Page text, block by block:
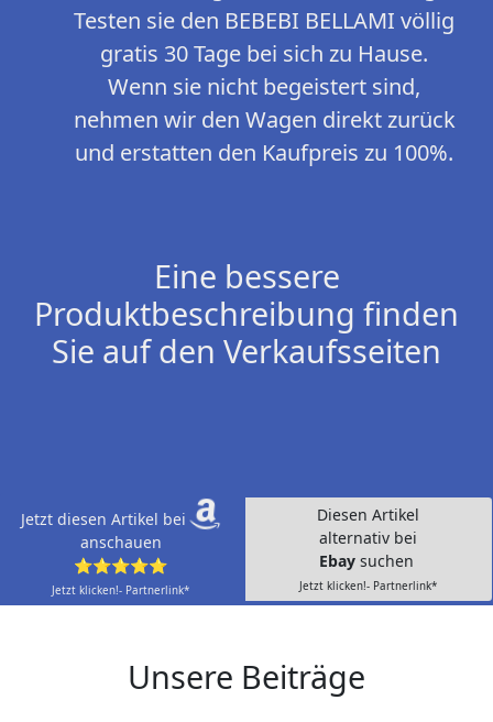
Testen sie den BEBEBI BELLAMI völlig
gratis 30 Tage bei sich zu Hause.
Wenn sie nicht begeistert sind,
nehmen wir den Wagen direkt zurück
und erstatten den Kaufpreis zu 100%.
Eine bessere
Produktbeschreibung finden
Sie auf den Verkaufsseiten
Jetzt diesen Artikel bei
anschauen
⭐⭐⭐⭐⭐
Jetzt klicken!- Partnerlink*
Diesen Artikel
alternativ bei
Ebay suchen
Jetzt klicken!- Partnerlink*
Unsere Beiträge